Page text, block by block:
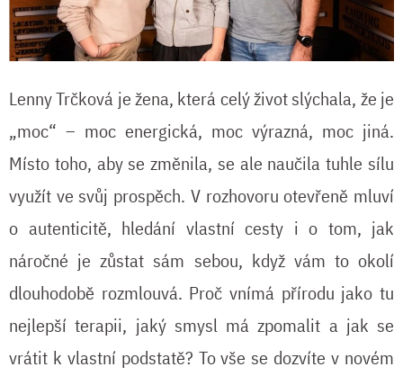
Lenny Trčková je žena, která celý život slýchala, že je
„moc“ – moc energická, moc výrazná, moc jiná.
Místo toho, aby se změnila, se ale naučila tuhle sílu
využít ve svůj prospěch. V rozhovoru otevřeně mluví
o autenticitě, hledání vlastní cesty i o tom, jak
náročné je zůstat sám sebou, když vám to okolí
dlouhodobě rozmlouvá. Proč vnímá přírodu jako tu
nejlepší terapii, jaký smysl má zpomalit a jak se
vrátit k vlastní podstatě? To vše se dozvíte v novém